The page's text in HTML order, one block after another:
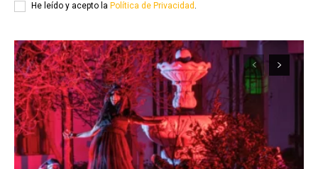
He leído y acepto la Política de Privacidad .